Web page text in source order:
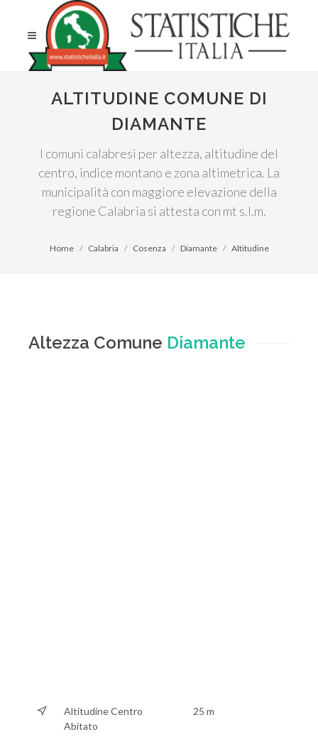
ALTITUDINE COMUNE DI
DIAMANTE
I comuni calabresi per altezza, altitudine del
centro, indice montano e zona altimetrica. La
municipalità con maggiore elevazione della
regione Calabria si attesta con mt s.l.m.
Home Calabria Cosenza Diamante Altitudine
Altezza Comune Diamante
Altitudine Centro
Abitato
25 m